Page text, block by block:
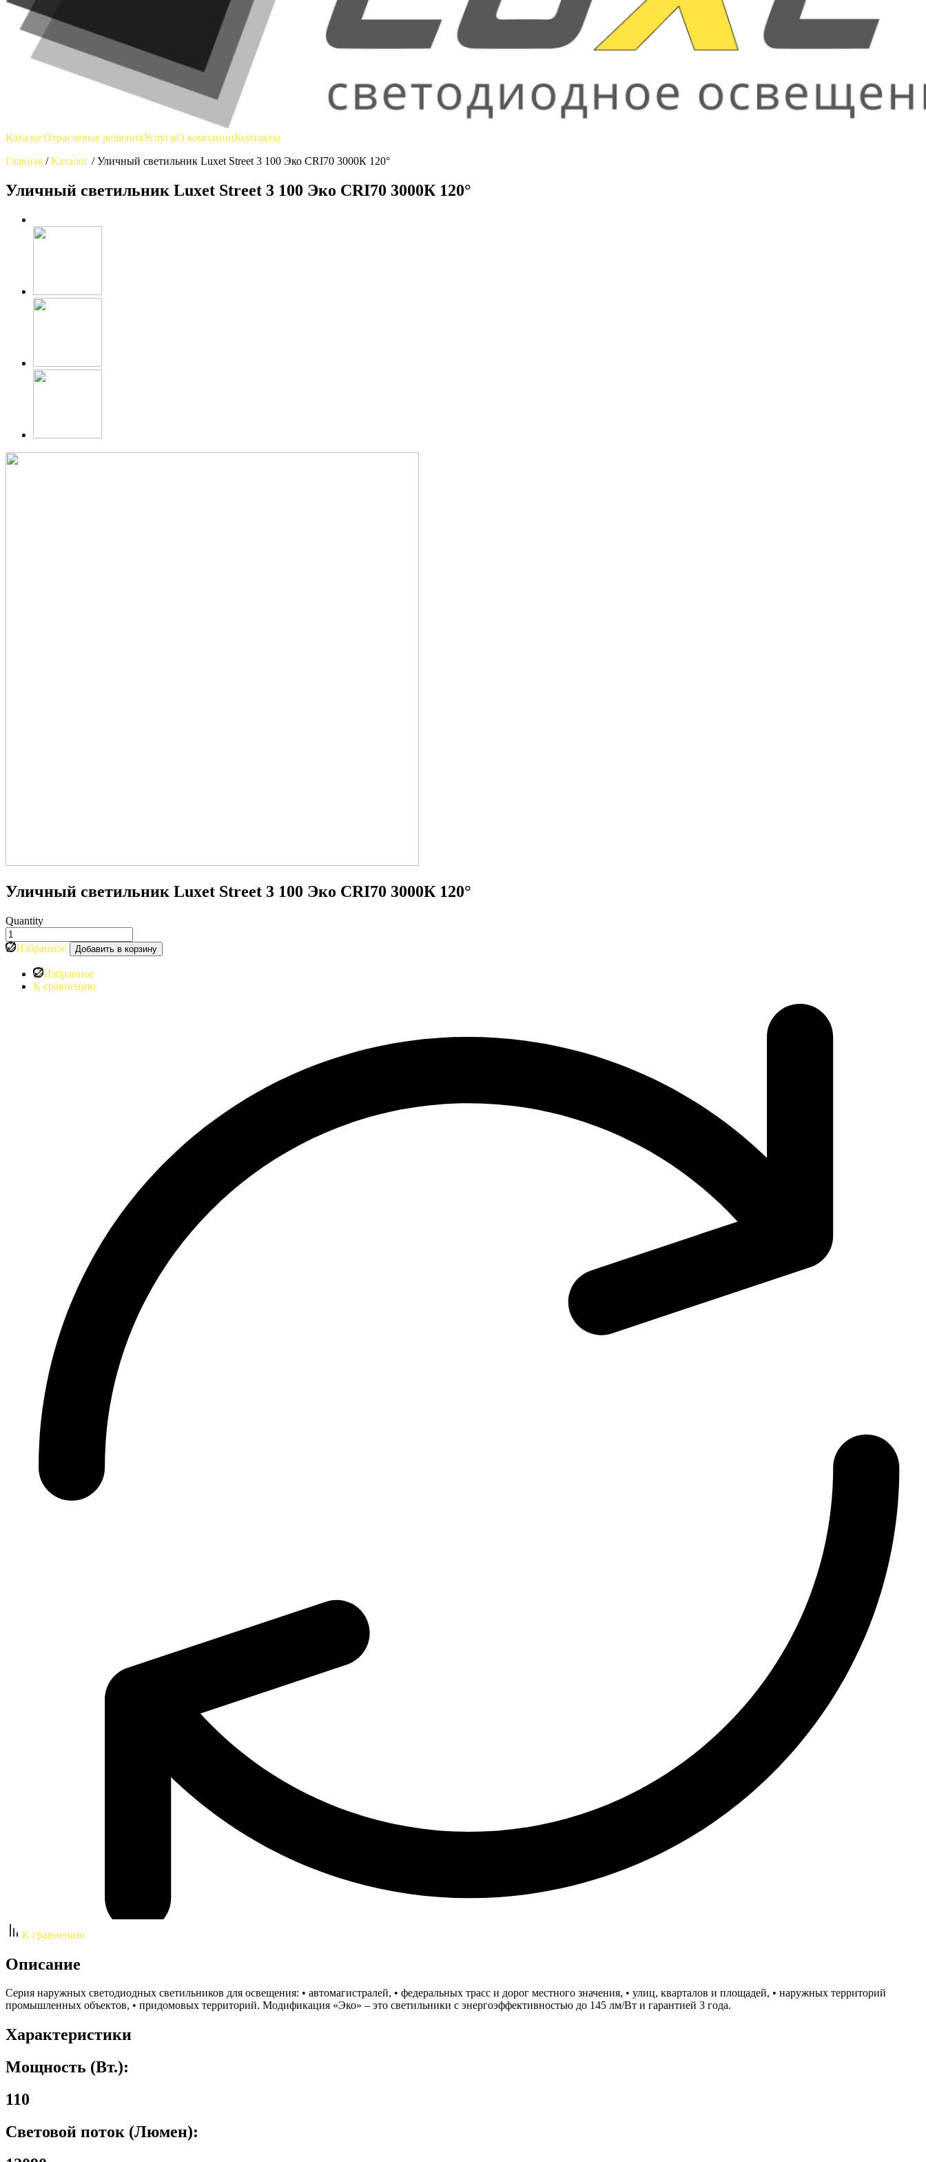
КаталогОтраслевые решенияУслугиО компанииКонтакты
Главная /Каталог /Уличный светильник Luxet Street 3 100 Эко CRI70 3000К 120°
Уличный светильник Luxet Street 3 100 Эко CRI70 3000К 120°
Уличный светильник Luxet Street 3 100 Эко CRI70 3000К 120°
Quantity
Количество
товара
Уличный
светильник
Избранное Добавить в корзину
Избранное
К сравнению
К сравнению
Описание
Серия наружных светодиодных светильников для освещения: • автомагистралей, • федеральных трасс и дорог местного значения, • улиц, кварталов и площадей, • наружных территорий
промышленных объектов, • придомовых территорий. Модификация «Эко» – это светильники с энергоэффективностью до 145 лм/Вт и гарантией 3 года.
Характеристики
Мощность (Вт.):
110
Световой поток (Люмен):